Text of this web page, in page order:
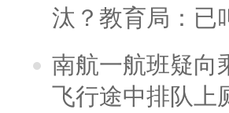
汰？教育局：已
南航一航班疑向
飞行途中排队上